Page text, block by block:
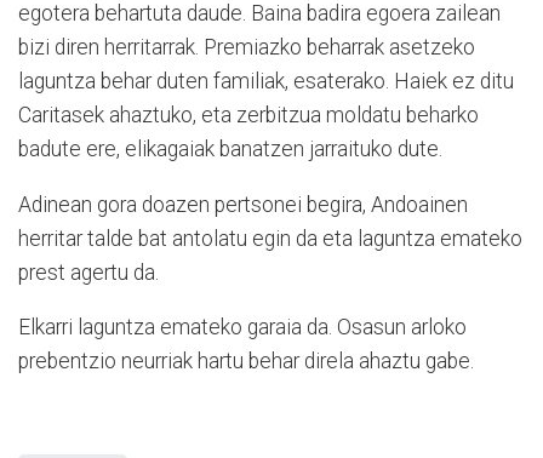
egotera behartuta daude. Baina badira egoera zailean
bizi diren herritarrak. Premiazko beharrak asetzeko
laguntza behar duten familiak, esaterako. Haiek ez ditu
Caritasek ahaztuko, eta zerbitzua moldatu beharko
badute ere, elikagaiak banatzen jarraituko dute.
Adinean gora doazen pertsonei begira, Andoainen
herritar talde bat antolatu egin da eta laguntza emateko
prest agertu da.
Elkarri laguntza emateko garaia da. Osasun arloko
prebentzio neurriak hartu behar direla ahaztu gabe.